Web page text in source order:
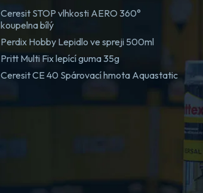
Ceresit STOP vlhkosti AERO 360°
koupelna bílý
Perdix Hobby Lepidlo ve spreji 500ml
Pritt Multi Fix lepící guma 35g
Ceresit CE 40 Spárovací hmota Aquastatic